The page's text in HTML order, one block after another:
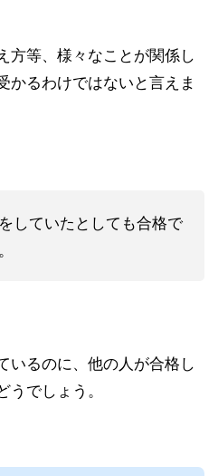
方等、様々なことが関係し
かるわけではないと言えま
していたとしても合格で
いるのに、他の人が合格し
でしょう。